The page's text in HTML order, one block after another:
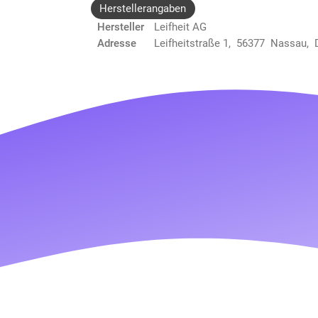
Herstellerangaben
Hersteller
Leifheit AG
Adresse
Leifheitstraße 1, 56377 Nassau,